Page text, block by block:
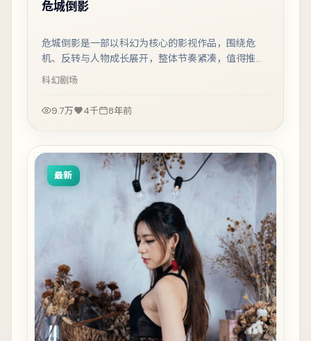
危城倒影
危城倒影是一部以科幻为核心的影视作品，围绕危
机、反转与人物成长展开，整体节奏紧凑，值得推荐
观看。
科幻剧场
9.7万 4千 8年前
最新